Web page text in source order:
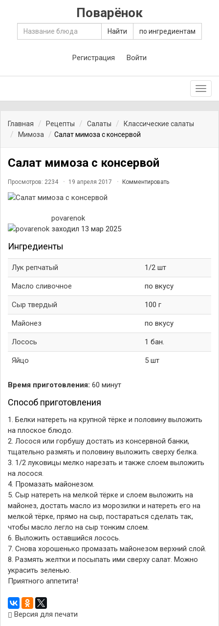
Поварёнок
Найти по ингредиентам
Регистрация Войти
Главная Рецепты Салаты
Классические салаты
Мимоза
Салат мимоза с консервой
Салат мимоза с консервой
Просмотров: 2234 19 апреля 2017 Комментировать
povarenok
заходил 13 мар 2025
Ингредиенты
Лук репчатый 1/2 шт
Масло сливочное по вкусу
Сыр твердый 100 г
Майонез по вкусу
Лосось 1 бан.
Яйцо 5 шт
Время приготовления: 60 минут
Способ приготовления
1. Белки натереть на крупной тёркe и половину выложить
на плоское блюдо.
2. Лосося или горбушу достать из консервной банки,
тщательно размять и половину выложить сверху белкa.
3. 1/2 луковицы мелко нарезать и также слоем выложить
на лосося.
4. Промазать майонезом.
5. Сыр натереть на мелкой тёркe и слоем выложить на
майонез, достать масло из морозилки и натереть его на
мелкой тёркe, прямо на сыр, постараться сделать так,
чтобы масло легло на сыр тонким слоем.
6. Выложить оставшийся лосось.
7. Снова хорошенько промазать майонезом верхний слой.
8. Размять желтки и посыпать ими сверху салат. Можно
украсить зеленью.
Приятного аппетита!
Версия для печати